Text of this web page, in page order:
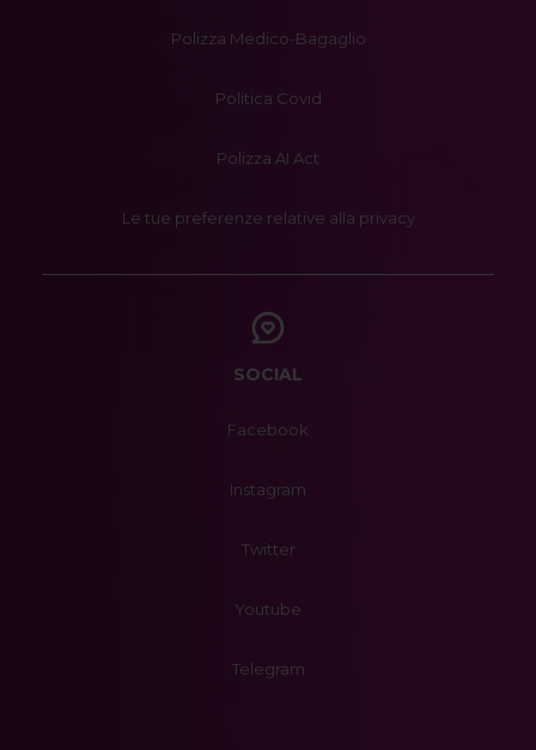
Polizza Medico-Bagaglio
Politica Covid
Polizza AI Act
Le tue preferenze relative alla privacy
SOCIAL
Facebook
Instagram
Twitter
Youtube
Telegram